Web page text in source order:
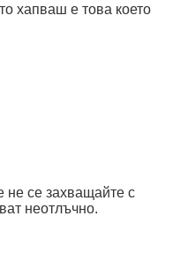
хапваш е това което
не се захващайте с
неотлъчно.